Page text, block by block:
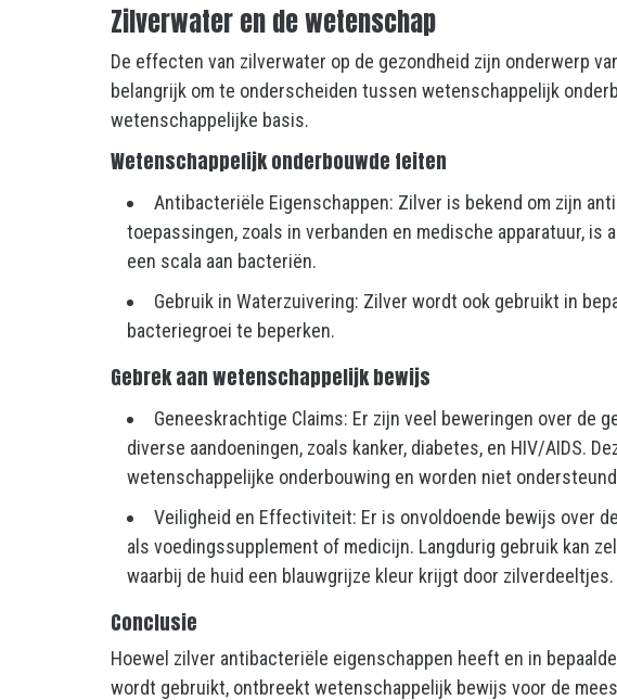
Zilverwater en de wetenschap
De effecten van zilverwater op de gezondheid zijn onderwerp
belangrijk om te onderscheiden tussen wetenschappelijk
wetenschappelijke basis.
Wetenschappelijk onderbouwde feiten
Antibacteriële Eigenschappen: Zilver is bekend om zijn
toepassingen, zoals in verbanden en medische apparatuur,
een scala aan bacteriën.
Gebruik in Waterzuivering: Zilver wordt ook gebruikt in
bacteriegroei te beperken.
Gebrek aan wetenschappelijk bewijs
Geneeskrachtige Claims: Er zijn veel beweringen over de
diverse aandoeningen, zoals kanker, diabetes, en HIV/AIDS.
wetenschappelijke onderbouwing en worden niet
Veiligheid en Effectiviteit: Er is onvoldoende bewijs over
als voedingssupplement of medicijn. Langdurig gebruik kan
waarbij de huid een blauwgrijze kleur krijgt door zilverdeeltjes.
Conclusie
Hoewel zilver antibacteriële eigenschappen heeft en in
wordt gebruikt, ontbreekt wetenschappelijk bewijs voor de